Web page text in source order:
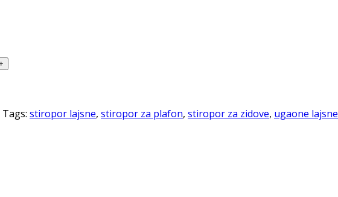
Tags: stiropor lajsne, stiropor za plafon, stiropor za zidove, ugaone lajsne